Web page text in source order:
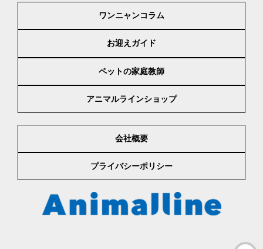
ワンニャンコラム
お迎えガイド
ペットの家庭教師
アニマルラインショップ
会社概要
プライバシーポリシー